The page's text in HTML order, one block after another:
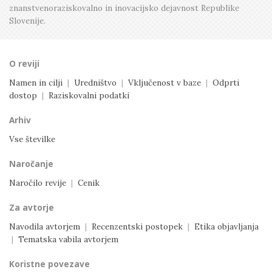
znanstvenoraziskovalno in inovacijsko dejavnost Republike
Slovenije.
O reviji
Namen in cilji | Uredništvo | Vključenost v baze | Odprti
dostop | Raziskovalni podatki
Arhiv
Vse številke
Naročanje
Naročilo revije | Cenik
Za avtorje
Navodila avtorjem | Recenzentski postopek | Etika objavljanja
| Tematska vabila avtorjem
Koristne povezave